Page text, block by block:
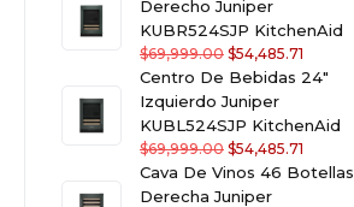
Derecho Juniper
KUBR524SJP KitchenAid
$69,999.00 $54,485.71
Centro De Bebidas 24"
Izquierdo Juniper
KUBL524SJP KitchenAid
$69,999.00 $54,485.71
Cava De Vinos 46 Botellas
Derecha Juniper